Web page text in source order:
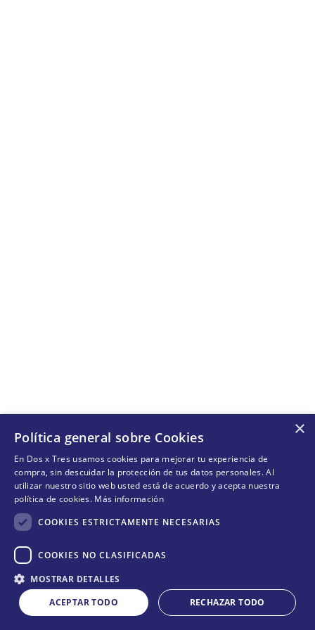
×
Política general sobre Cookies
En Dos x Tres usamos cookies para mejorar tu experiencia de
compra, sin descuidar la protección de tus datos personales. Al
utilizar nuestro sitio web usted está de acuerdo y acepta nuestra
política de cookies. Más información
COOKIES ESTRICTAMENTE NECESARIAS
COOKIES NO CLASIFICADAS
MOSTRAR DETALLES
ACEPTAR TODO
RECHAZAR TODO